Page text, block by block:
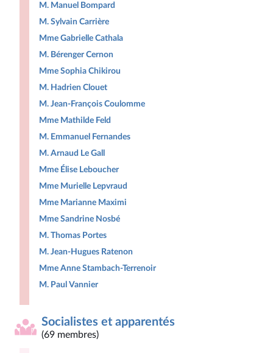
M. Manuel Bompard
M. Sylvain Carrière
Mme Gabrielle Cathala
M. Bérenger Cernon
Mme Sophia Chikirou
M. Hadrien Clouet
M. Jean-François Coulomme
Mme Mathilde Feld
M. Emmanuel Fernandes
M. Arnaud Le Gall
Mme Élise Leboucher
Mme Murielle Lepvraud
Mme Marianne Maximi
Mme Sandrine Nosbé
M. Thomas Portes
M. Jean-Hugues Ratenon
Mme Anne Stambach-Terrenoir
M. Paul Vannier
Socialistes et apparentés
(69 membres)